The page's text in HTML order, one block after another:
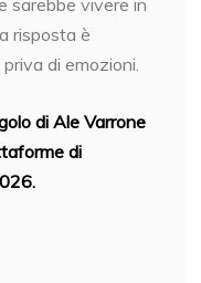
sarebbe vivere in
risposta è
di emozioni.
di Ale Varrone
di